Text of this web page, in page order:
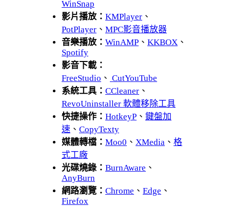
WinSnap
影片播放： KMPlayer 、
PotPlayer 、 MPC影音播放器
音樂播放： WinAMP 、 KKBOX 、
Spotify
影音下載：
FreeStudio 、 CutYouTube
系統工具： CCleaner 、
RevoUninstaller 軟體移除工具
快捷操作： HotkeyP 、 鍵盤加
速 、 CopyTexty
媒體轉檔： Moo0 、 XMedia 、 格
式工廠
光碟燒錄： BurnAware 、
AnyBurn
網路瀏覽： Chrome 、 Edge 、
Firefox